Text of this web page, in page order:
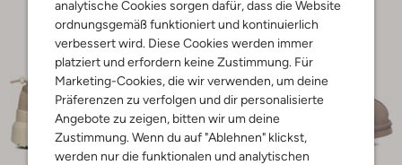
analytische Cookies sorgen dafür, dass die Website
ordnungsgemäß funktioniert und kontinuierlich
verbessert wird. Diese Cookies werden immer
platziert und erfordern keine Zustimmung. Für
Marketing-Cookies, die wir verwenden, um deine
Präferenzen zu verfolgen und dir personalisierte
Angebote zu zeigen, bitten wir um deine
Zustimmung. Wenn du auf "Ablehnen" klickst,
werden nur die funktionalen und analytischen